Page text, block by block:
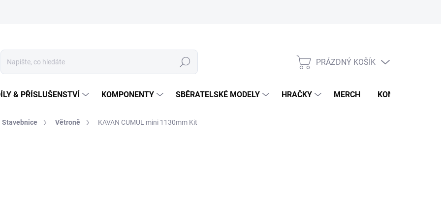
Hledat
NÁKUPNÍ
PRÁZDNÝ KOŠÍK
& PŘÍSLUŠENSTVÍ KOMPONENTY SBĚRATELSKÉ MODELY HRAČKY MERCH KONTAKTY
Stavebnice Větroně KAVAN CUMUL mini 1130mm Kit